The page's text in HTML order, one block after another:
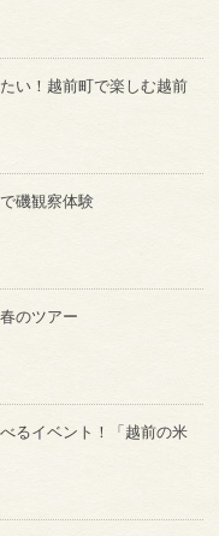
い！越前町で楽しむ越前
磯観察体験
のツアー
るイベント！「越前の米